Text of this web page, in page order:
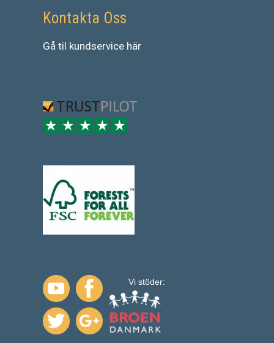
Kontakta Oss
Gå til kundservice här
Vi stöder: